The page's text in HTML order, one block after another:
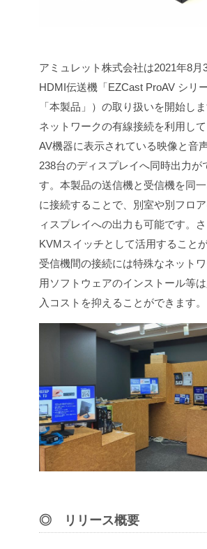
アミュレット株式会社は2021年8月
HDMI伝送機「EZCast ProAV シリ
「本製品」）の取り扱いを開始しま
ネットワークの有線接続を利用し
AV機器に表示されている映像と音
238台のディスプレイへ同時出力が
す。本製品の送信機と受信機を同
に接続することで、別室や別フロ
ィスプレイへの出力も可能です。
KVMスイッチとして活用することが
受信機間の接続には特殊なネット
用ソフトウェアのインストール等
入コストを抑えることができます。
◎ リリース概要